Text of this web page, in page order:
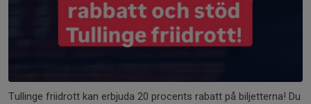
Tullinge friidrott kan erbjuda 20 procents rabatt på biljetterna! Du